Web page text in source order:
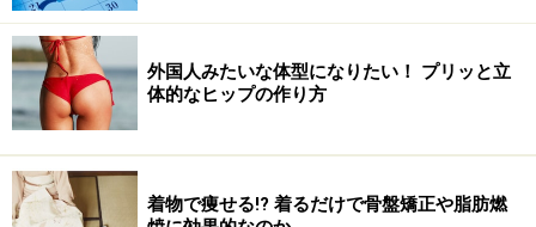
だるくてやる気が出なければ活動量も減り、結果、血流
悪化を招きます。そのうえ、低気圧によっても血流が悪
くなるため、むくみや手足の冷えといったトラブルも増
えるというわけです。
外国人みたいな体型になりたい！ プリッと立
体的なヒップの作り方
着物で痩せる!? 着るだけで骨盤矯正や脂肪燃